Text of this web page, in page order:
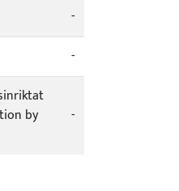
-
-
by
-